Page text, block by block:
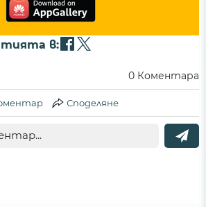
в:
0 Коментара
Споделяне